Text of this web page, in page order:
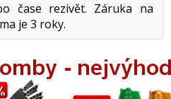
čase rezivět. Záruka na
je 3 roky.